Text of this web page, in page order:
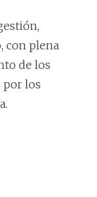
con plena
de los
por los